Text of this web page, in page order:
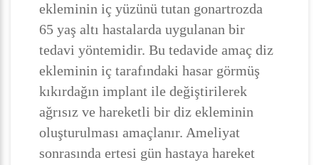
ekleminin iç yüzünü tutan gonartrozda
65 yaş altı hastalarda uygulanan bir
tedavi yöntemidir. Bu tedavide amaç diz
ekleminin iç tarafındaki hasar görmüş
kıkırdağın implant ile değiştirilerek
ağrısız ve hareketli bir diz ekleminin
oluşturulması amaçlanır. Ameliyat
sonrasında ertesi gün hastaya hareket